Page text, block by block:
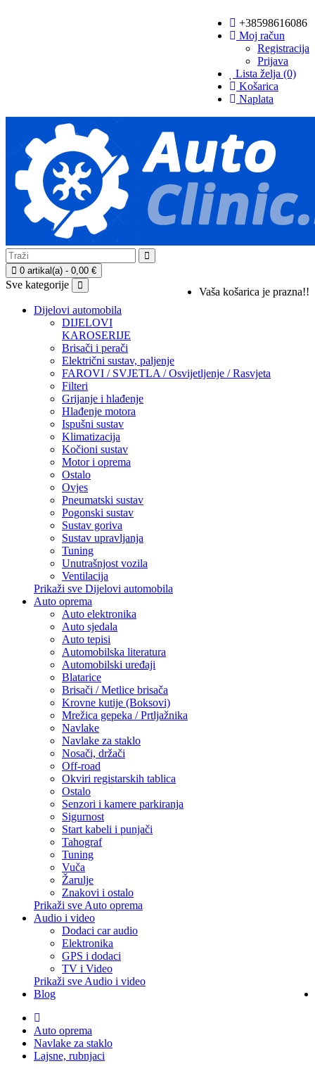
+38598616086
Moj račun
Registracija
Prijava
Lista želja (0)
Košarica
Naplata
0 artikal(a) - 0,00 €
Vaša košarica je prazna!!
Sve kategorije
Dijelovi automobila
DIJELOVI
KAROSERIJE
Brisači i perači
Električni sustav, paljenje
FAROVI / SVJETLA / Osvijetljenje / Rasvjeta
Filteri
Grijanje i hlađenje
Hlađenje motora
Ispušni sustav
Klimatizacija
Kočioni sustav
Motor i oprema
Ostalo
Ovjes
Pneumatski sustav
Pogonski sustav
Sustav goriva
Sustav upravljanja
Tuning
Unutrašnjost vozila
Ventilacija
Prikaži sve Dijelovi automobila
Auto oprema
Auto elektronika
Auto sjedala
Auto tepisi
Automobilska literatura
Automobilski uređaji
Blatarice
Brisači / Metlice brisača
Krovne kutije (Boksovi)
Mrežica gepeka / Prtljažnika
Navlake
Navlake za staklo
Nosači, držači
Off-road
Okviri registarskih tablica
Ostalo
Senzori i kamere parkiranja
Sigurnost
Start kabeli i punjači
Tahograf
Tuning
Vuča
Žarulje
Znakovi i ostalo
Prikaži sve Auto oprema
Audio i video
Dodaci car audio
Elektronika
GPS i dodaci
TV i Video
Prikaži sve Audio i video
Blog
Auto oprema
Navlake za staklo
Lajsne, rubnjaci